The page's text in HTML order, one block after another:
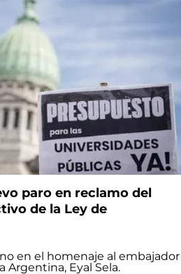
paro en reclamo del
de la Ley de